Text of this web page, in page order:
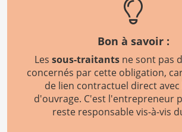
Bon à savoir :
Les sous-traitants ne sont pas
concernés par cette obligation,
de lien contractuel direct
d'ouvrage. C'est l'entrepreneur
reste responsable vis-à-vis